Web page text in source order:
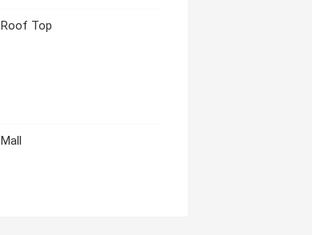
Roof Top
Mall